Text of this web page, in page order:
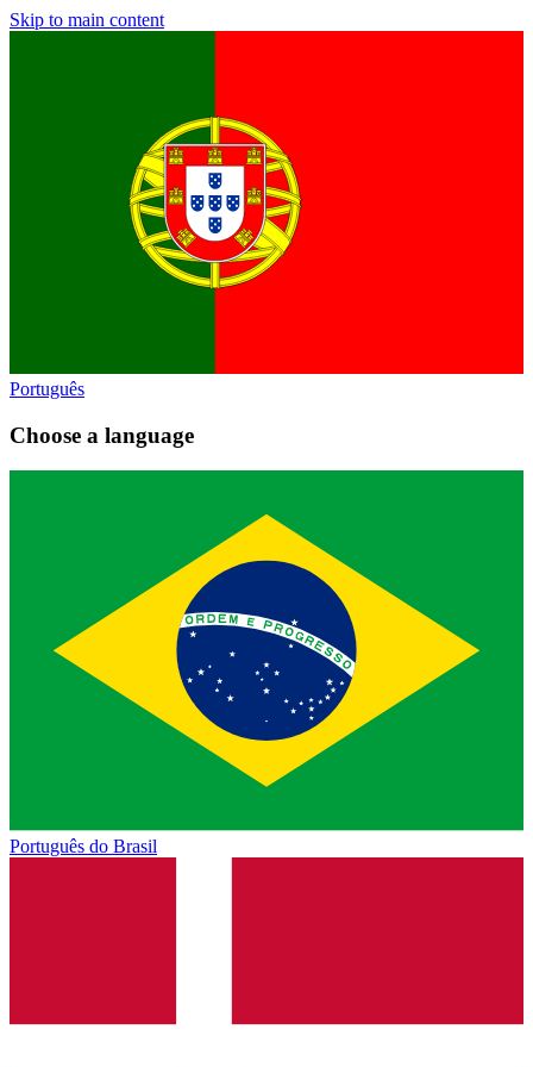
Skip to main content
Português
Choose a language
Português do Brasil